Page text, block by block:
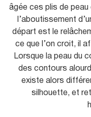
âgée ces plis de peau
l’aboutissement
départ est le
ce que l’on croit, il
Lorsque la peau du
des contours
existe alors
silhouette, et